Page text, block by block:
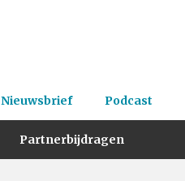
Nieuwsbrief Podcast
Partnerbijdragen